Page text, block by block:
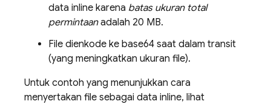
data inline karena batas ukuran total
permintaanadalah 20 MB.
File dienkode ke base64 saat dalam transit
(yang meningkatkan ukuran file).
Untuk contoh yang menunjukkan cara
menyertakan file sebagai data inline, lihat